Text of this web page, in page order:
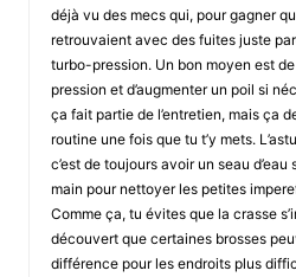
déjà vu des mecs qui, pour gagner
retrouvaient avec des fuites juste
turbo-pression. Un bon moyen est
pression et d’augmenter un poil si
ça fait partie de l’entretien, mais ça
routine une fois que tu t’y mets.
c’est de toujours avoir un seau
main pour nettoyer les petites
Comme ça, tu évites que la crasse
découvert que certaines brosses
différence pour les endroits plus